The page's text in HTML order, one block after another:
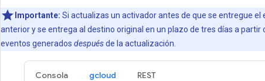
Importante: Si actualizas un activador antes de que se entregue el
anterior y se entrega al destino original en un plazo de tres días a
eventos generados despuésde la actualización.
Consola gcloud REST